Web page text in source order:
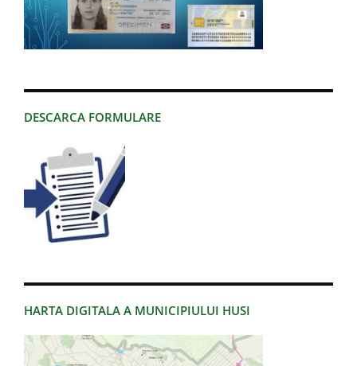
DESCARCA FORMULARE
HARTA DIGITALA A MUNICIPIULUI HUSI